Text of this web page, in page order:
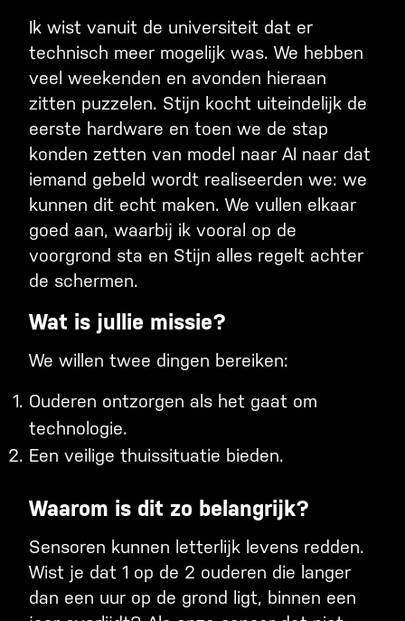
Ik wist vanuit de universiteit dat er
technisch meer mogelijk was. We hebben
veel weekenden en avonden hieraan
zitten puzzelen. Stijn kocht uiteindelijk de
eerste hardware en toen we de stap
konden zetten van model naar AI naar dat
iemand gebeld wordt realiseerden we: we
kunnen dit echt maken. We vullen elkaar
goed aan, waarbij ik vooral op de
voorgrond sta en Stijn alles regelt achter
de schermen.
Wat is jullie missie?
We willen twee dingen bereiken:
Ouderen ontzorgen als het gaat om
technologie.
Een veilige thuissituatie bieden.
Waarom is dit zo belangrijk?
Sensoren kunnen letterlijk levens redden.
Wist je dat 1 op de 2 ouderen die langer
dan een uur op de grond ligt, binnen een